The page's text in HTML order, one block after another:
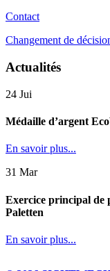
Contact
Changement de
Actualités
24 Jui
Médaille d’argent
En savoir plus...
31 Mar
Exercice principal de
Paletten
En savoir plus...